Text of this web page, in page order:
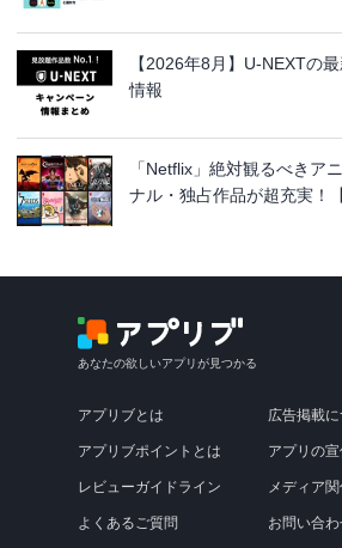
【2026年8月】U-NEXTの
情報
「Netflix」絶対観るべきア
ナル・独占作品が超充実！
あなたの欲しいアプリが見つかる
アプリブとは
アプリブポイントとは
レビューガイドライン
よくあるご質問
広告掲載
アプリの
メディア
お問い合